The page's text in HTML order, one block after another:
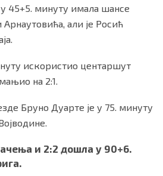
45+5. минуту имала шансе
али је Росић
искористио центаршут
на 2:1.
Бруно Дуарте је у 75. минуту
и 2:2 дошла у 90+6.